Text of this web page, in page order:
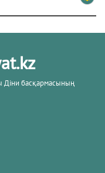
Діни басқармасының